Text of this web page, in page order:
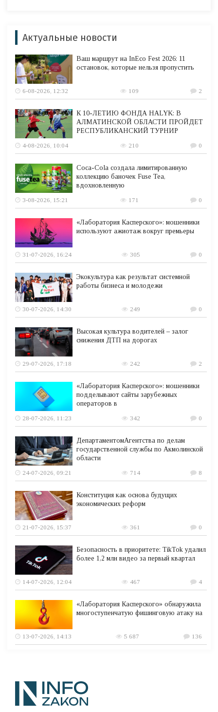
Актуальные новости
Ваш маршрут на InEco Fest 2026: 11
остановок, которые нельзя пропустить
6-08-2026, 12:32 109 2
К 10-ЛЕТИЮ ФОНДА HALYK: В
АЛМАТИНСКОЙ ОБЛАСТИ ПРОЙДЕТ
РЕСПУБЛИКАНСКИЙ ТУРНИР
4-08-2026, 10:04
210 0
Coca-Cola создала лимитированную
коллекцию баночек Fuse Tea,
вдохновленную
3-08-2026, 15:21
171 0
«Лаборатория Касперского»: мошенники
используют ажиотаж вокруг премьеры
31-07-2026, 16:24 305 0
Экокультура как результат системной
работы бизнеса и молодежи
30-07-2026, 14:30 249 0
Высокая культура водителей – залог
снижения ДТП на дорогах
29-07-2026, 17:18 242 2
«Лаборатория Касперского»: мошенники
подделывают сайты зарубежных
операторов в
28-07-2026, 11:23
342 0
ДепартаментомАгентства по делам
государственной службы по Акмолинской
области
24-07-2026, 09:21
714 8
Конституция как основа будущих
экономических реформ
21-07-2026, 15:37 361 0
Безопасность в приоритете: TikTok удалил
более 1,2 млн видео за первый квартал
14-07-2026, 12:04 467 4
«Лаборатория Касперского» обнаружила
многоступенчатую фишинговую атаку на
13-07-2026, 14:13 5 687 136